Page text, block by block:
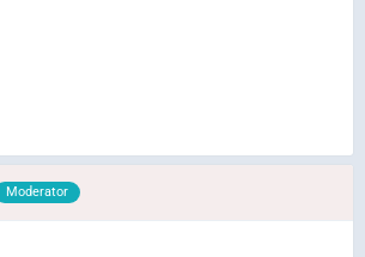
Moderator